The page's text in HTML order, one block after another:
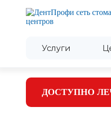
Услуги
ДОСТУПНО